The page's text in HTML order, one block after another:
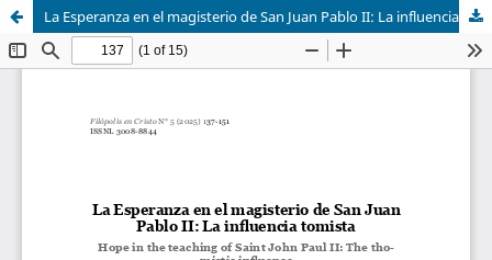
La Esperanza en el magisterio de San Juan Pablo II: La influencia tomista